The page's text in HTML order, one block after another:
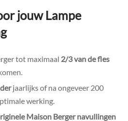
jouw Lampe
tot maximaal 2/3 van de fles
jaarlijks of na ongeveer 200
werking.
Maison Berger navullingen